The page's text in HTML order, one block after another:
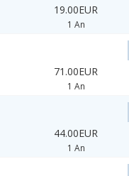
19.00EUR
1 An
71.00EUR
1 An
44.00EUR
1 An